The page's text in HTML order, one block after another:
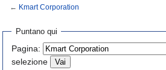
← Kmart Corporation
Jump
navigation
Jump
search
Puntano qui
Pagina:
selezione